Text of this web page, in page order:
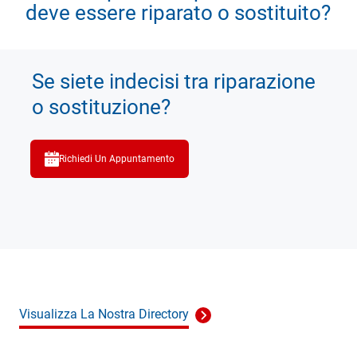
deve essere riparato o sostituito?
Se siete indecisi tra riparazione
o sostituzione?
Richiedi Un Appuntamento
Visualizza La Nostra Directory